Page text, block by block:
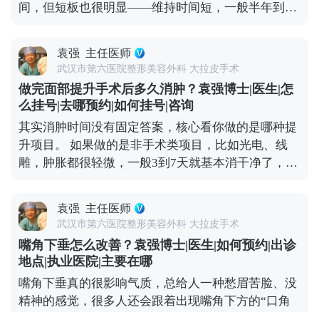
经，做分层减张缝合，尽量减少对组织的创伤。还会
以说，想做拉皮，第一步也是最关键的一步，就是选
对正规医院和靠谱医生，这是降低风险的想知道更多
关于MCR复合提升术的问题，可以去官方媒体平台
（公众号、百家号、小红薯）预约面诊，详细了解。
核心。
间，但短板也很明显——维持时间短，一般半年到一
少。 拉皮手术就不一样了，它不是只把表面皮肤拉紧
那么简单，核心是通过深层筋膜的剥离和提升，从根
儿上解决组织下垂的问题。正因为是深层调整，效果
才扎实，一般能维持8-10年。就像MCR复合提升术，
会在多个层次做复位固定，让下垂的组织在新的位置
上稳稳当当“扎根”，一次手术就能让你摆脱松弛困扰
挺久。这么算下来，从长远来看，性价比其实更高。
当然了，具体能维持多久，和个人体质、术后护理还
的“长效投资”。 想知道更多关于MCR复合提升术的
问题，可以去官方媒体平台（公众号、百家号、小红
薯）预约面诊，详细了解。
袁强 主任医师
武汉市第六医院整形美容外科 大拉皮手术
做完面部提升手术后多久消肿？袁强博士|医生|怎
么挂号|去哪预约|如何挂号|咨询
其实消肿时间没有固定答案，核心看你做的是哪种提
升项目。 如果做的是非手术类项目，比如光电、线
雕，肿胀都很轻微，一般3到7天就基本消干净了，最
皮手术，消肿时间会稍长一点。术后前几天会有点胀
胀的异物感，后期随着恢复，肿胀会慢慢消退，大1-
3个月左右，基本恢复正常，日常社交没问题。 另外
分享几个加速消肿的小技巧：术后按医生要求戴好头
套，前几天做好冰敷，平时避免剧烈运动、少吃辛辣
刺激的食物，这些都能帮身体更快恢复。不过每个人
的体质和恢复节奏都不一样，不用着急，给身体足够
袁强 主任医师
武汉市第六医院整形美容外科 大拉皮手术
嘴角下垂怎么改善？袁强博士|医生|如何预约|出诊
地点|执业医院|主要在哪
嘴角下垂真的很影响气质，总给人一种愁眉苦脸、没
精神的感觉，很多人还会跟着出现嘴角下方的“口角